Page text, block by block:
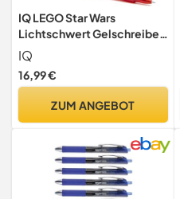
IQ LEGO Star Wars
Lichtschwert Gelschreiber
Set
IQ
16,99 €
ZUM ANGEBOT